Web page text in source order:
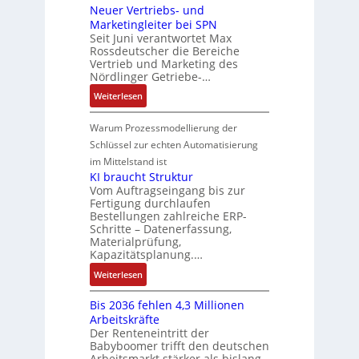
w
i
c
k
u
g
P
o
s
i
t
i
v
e
M
o
m
e
n
t
a
u
f
n
a
h
m
e
,
n
d
R
o
b
k
r
a
t
i
o
n
i
n
F
a
n
u
c
C
N
C
-
y
s
e
m
t
e
c
h
n
k
e
s
c
h
ä
f
t
s
f
ü
h
r
e
r
a
s
s
a
u
l
t
S
y
s
t
è
m
e
s
:
Q
2
-
E
r
g
e
Neuer Vertriebs- und
Marketingleiter bei SPN
Seit Juni verantwortet Max
Rossdeutscher die Bereiche
Vertrieb und Marketing des
Nördlinger Getriebe-…
Weiterlesen:
N
e
u
r
V
e
r
t
r
i
e
b
s
-
u
n
Warum Prozessmodellierung der
Schlüssel zur echten Automatisierung
im Mittelstand ist
KI braucht Struktur
Vom Auftragseingang bis zur
Fertigung durchlaufen
Bestellungen zahlreiche ERP-
Schritte – Datenerfassung,
Materialprüfung,
Kapazitätsplanung.…
Weiterlesen:
K
I
b
r
a
Bis 2036 fehlen 4,3 Millionen
Arbeitskräfte
Der Renteneintritt der
Babyboomer trifft den deutschen